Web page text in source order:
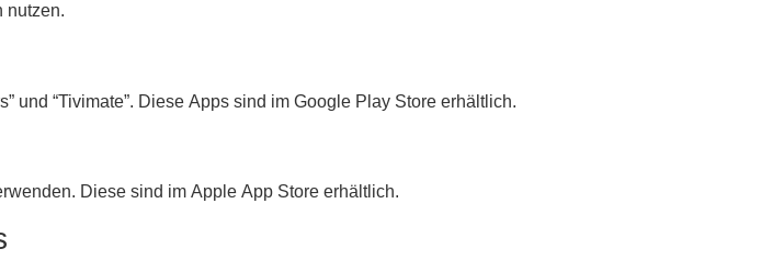
nutzen.
und “Tivimate”. Diese Apps sind im Google Play Store erhältlich.
Diese sind im Apple App Store erhältlich.